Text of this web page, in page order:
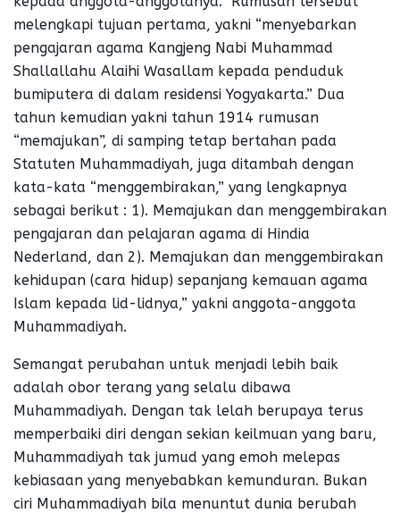
melengkapi tujuan pertama, yakni “menyebarkan
pengajaran agama Kangjeng Nabi Muhammad
Shallallahu Alaihi Wasallam kepada penduduk
bumiputera di dalam residensi Yogyakarta.” Dua
tahun kemudian yakni tahun 1914 rumusan
“memajukan”, di samping tetap bertahan pada
Statuten Muhammadiyah, juga ditambah dengan
kata-kata “menggembirakan,” yang lengkapnya
sebagai berikut : 1). Memajukan dan menggembirakan
pengajaran dan pelajaran agama di Hindia
Nederland, dan 2). Memajukan dan menggembirakan
kehidupan (cara hidup) sepanjang kemauan agama
Islam kepada lid-lidnya,” yakni anggota-anggota
Muhammadiyah.
Semangat perubahan untuk menjadi lebih baik
adalah obor terang yang selalu dibawa
Muhammadiyah. Dengan tak lelah berupaya terus
memperbaiki diri dengan sekian keilmuan yang baru,
Muhammadiyah tak jumud yang emoh melepas
kebiasaan yang menyebabkan kemunduran. Bukan
ciri Muhammadiyah bila menuntut dunia berubah